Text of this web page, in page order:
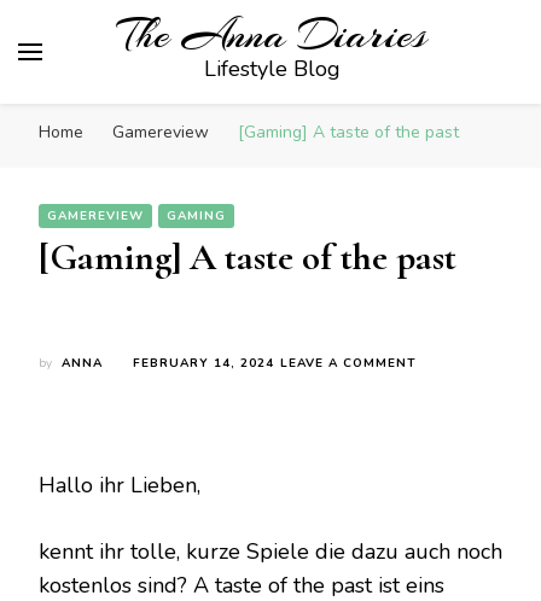
The Anna Diaries
Lifestyle Blog
Home Gamereview [Gaming] A taste of the past
GAMEREVIEW GAMING
[Gaming] A taste of the past
by ANNA FEBRUARY 14, 2024 LEAVE A COMMENT
Hallo ihr Lieben,
kennt ihr tolle, kurze Spiele die dazu auch noch
kostenlos sind? A taste of the past ist eins